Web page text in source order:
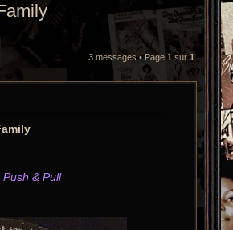
3 messages • Page 1 sur1
Push & Pull